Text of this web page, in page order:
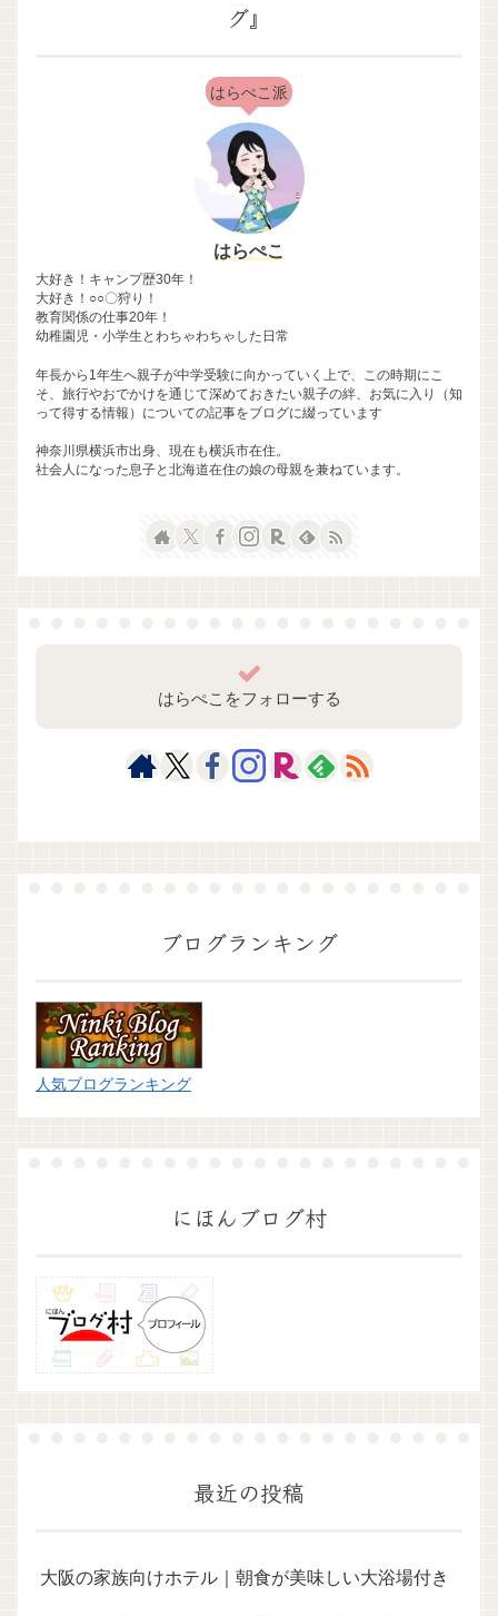
グ』
はらぺこ派
はらぺこ
大好き！キャンプ歴30年！
大好き！○○〇狩り！
教育関係の仕事20年！
幼稚園児・小学生とわちゃわちゃした日常
年長から1年生へ親子が中学受験に向かっていく上で、この時期にこ
そ、旅行やおでかけを通じて深めておきたい親子の絆、お気に入り（知
って得する情報）についての記事をブログに綴っています
神奈川県横浜市出身、現在も横浜市在住。
社会人になった息子と北海道在住の娘の母親を兼ねています。
はらぺこをフォローする
ブログランキング
人気ブログランキング
にほんブログ村
最近の投稿
大阪の家族向けホテル｜朝食が美味しい大浴場付き